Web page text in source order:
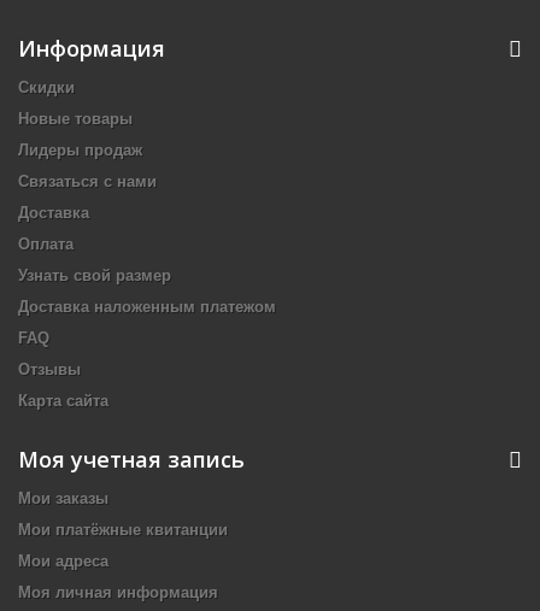
Информация
Скидки
Новые товары
Лидеры продаж
Связаться с нами
Доставка
Оплата
Узнать свой размер
Доставка наложенным платежом
FAQ
Отзывы
Карта сайта
Моя учетная запись
Мои заказы
Мои платёжные квитанции
Мои адреса
Моя личная информация